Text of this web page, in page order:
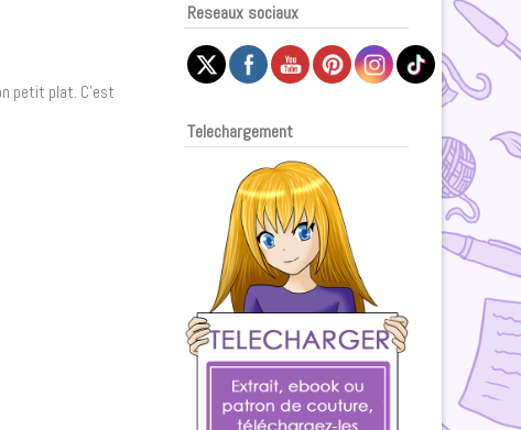
petit plat. C’est
Reseaux sociaux
Telechargement